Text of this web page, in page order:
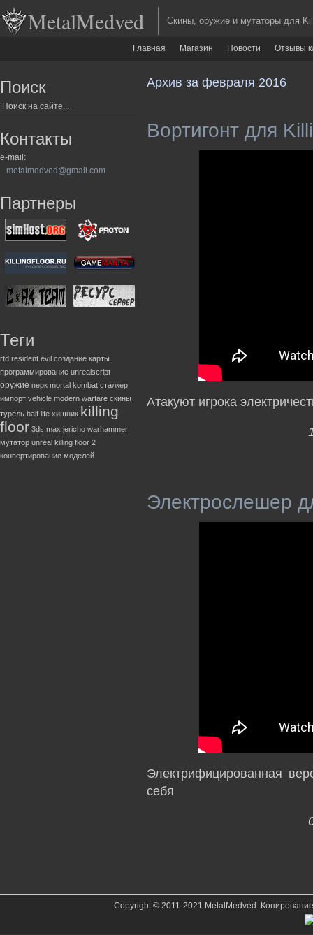
MetalMedved Скины, оружие и мутаторы для
Главная Магазин Новости Отзывы
Поиск
Контакты
e-mail:
metalmedved@gmail.com
Партнеры
Теги
rtd resident evil создание карты
программирование unrealscript
оружие перк mortal kombat сталкер
импорт vehicle modern warfare скины
турель half life хищник killing
floor 3ds max jericho warhammer
мутатор unreal killing floor 2
конвертирование моделей
Архив за февраля 2016
Вортигонт для
Атакуют игрока
Электрослешер
Электрифицированная
себя
Copyright © 2011-2021 MetalMedved.